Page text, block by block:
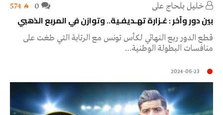
خليل‭ ‬بلحاج‭ ‬علي 574
بين دور وآخر : غـزارة تهـديفـية.. وتوازن في المربع الذهبي
قطع الدور ربع النهائي لكأس تونس مع الرتابة التي طغت على
منافسات البطولة الوطنية…
2024-06-23